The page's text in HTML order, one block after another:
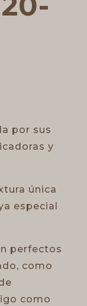
por sus
y
única
especial
perfectos
como
como